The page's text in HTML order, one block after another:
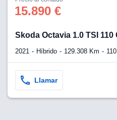
15.890 €
Skoda Octavia 1.0 TSI 110
2021 Híbrido 129.308 Km
Llamar